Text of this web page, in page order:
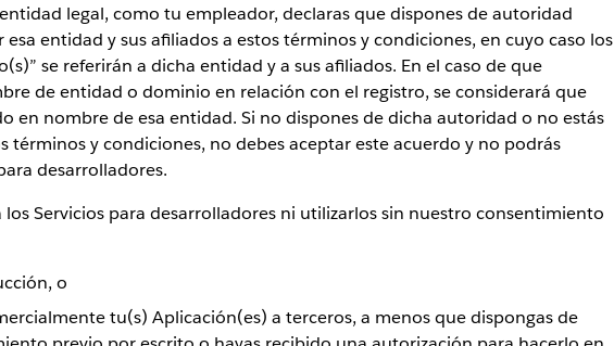
legal, como tu empleador, declaras que dispones de autoridad
entidad y sus afiliados a estos términos y condiciones, en cuyo caso los
se referirán a dicha entidad y a sus afiliados. En el caso de que
de entidad o dominio en relación con el registro, se considerará que
en nombre de esa entidad. Si no dispones de dicha autoridad o no estás
términos y condiciones, no debes aceptar este acuerdo y no podrás
desarrolladores.
los Servicios para desarrolladores ni utilizarlos sin nuestro consentimiento
o
tu(s) Aplicación(es) a terceros, a menos que dispongas de